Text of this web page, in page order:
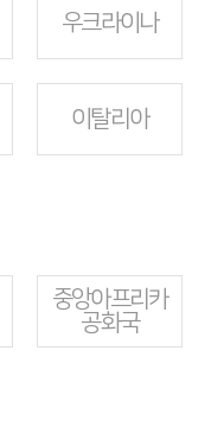
우크라이나
이탈리아
중앙아프리카
공화국